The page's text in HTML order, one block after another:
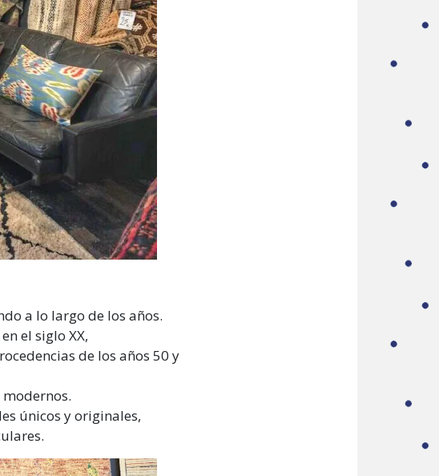
a lo largo de los años.
el siglo XX,
de los años 50 y
únicos y originales,